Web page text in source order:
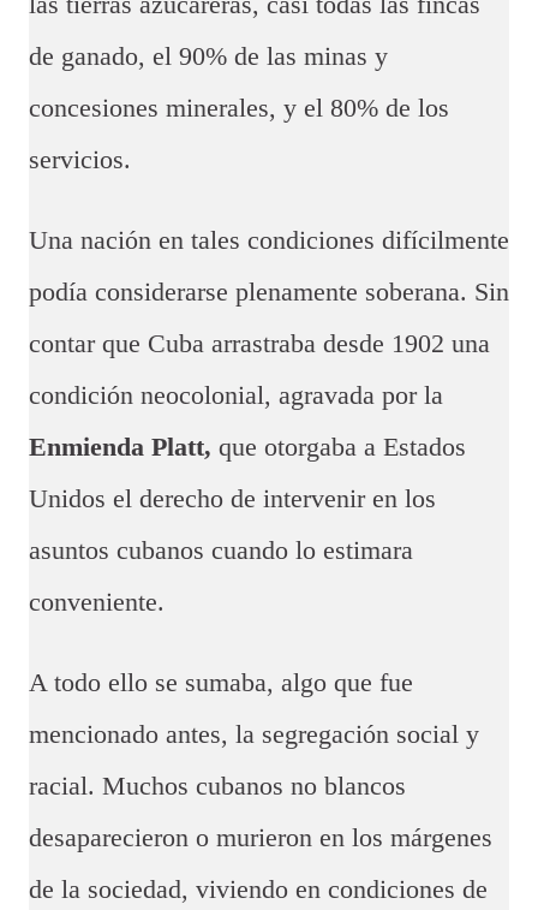
de ganado, el 90% de las minas y
concesiones minerales, y el 80% de los
servicios.
Una nación en tales condiciones difícilmente
podía considerarse plenamente soberana. Sin
contar que Cuba arrastraba desde 1902 una
condición neocolonial, agravada por la
Enmienda Platt, que otorgaba a Estados
Unidos el derecho de intervenir en los
asuntos cubanos cuando lo estimara
conveniente.
A todo ello se sumaba, algo que fue
mencionado antes, la segregación social y
racial. Muchos cubanos no blancos
desaparecieron o murieron en los márgenes
de la sociedad, viviendo en condiciones de